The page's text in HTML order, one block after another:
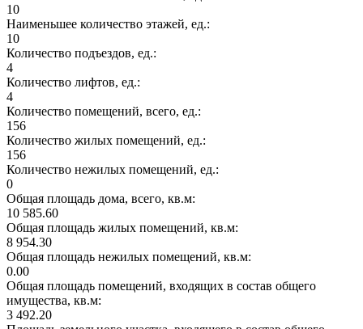
10
Наименьшее количество этажей, ед.:
10
Количество подъездов, ед.:
4
Количество лифтов, ед.:
4
Количество помещений, всего, ед.:
156
Количество жилых помещений, ед.:
156
Количество нежилых помещений, ед.:
0
Общая площадь дома, всего, кв.м:
10 585.60
Общая площадь жилых помещений, кв.м:
8 954.30
Общая площадь нежилых помещений, кв.м:
0.00
Общая площадь помещений, входящих в состав общего
имущества, кв.м:
3 492.20